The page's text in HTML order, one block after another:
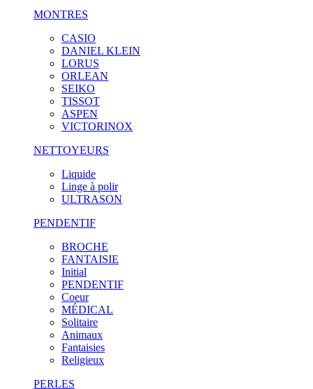
MONTRES
CASIO
DANIEL KLEIN
LORUS
ORLEAN
SEIKO
TISSOT
ASPEN
VICTORINOX
NETTOYEURS
Liquide
Linge à polir
ULTRASON
PENDENTIF
BROCHE
FANTAISIE
Initial
PENDENTIF
Coeur
MÉDICAL
Solitaire
Animaux
Fantaisies
Religieux
PERLES